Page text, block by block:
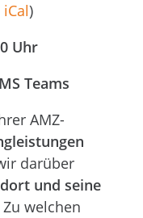
)
AMZ-
darüber
und seine
Zu welchen